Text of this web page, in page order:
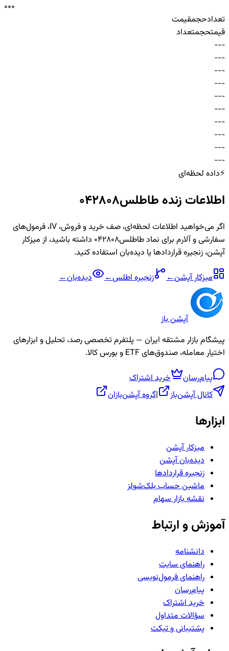
000
تعدادحجمقیمت
قیمتحجمتعداد
-
-
-
-
-
-
-
-
-
-
-
-
-
-
-
-
-
-
-
-
-
-
-
-
-
-
-
-
-
-
⚡داده لحظه‌ای
اطلاعات زنده طاطلس042808
اگر می‌خواهید اطلاعات لحظه‌ای، صف خرید و فروش، IV، فرمول‌های
سفارشی و آلارم برای نمادطاطلس042808
داشته باشید، از میزکار
آپشن، زنجیره قراردادها یا دیده‌بان استفاده کنید.
میزکار آپشن← زنجیرهاطلس← دیده‌بان←
آپشن باز
پیشگام بازار مشتقه ایران — پلتفرم تخصصی رصد، تحلیل و ابزارهای
اختیار معامله، صندوق‌های ETF و بورس کالا.
پیام‌رسان
خرید اشتراک
کانال آپشن‌باز
|گروه آپشن‌بازان
ابزارها
میزکار آپشن
دیده‌بان آپشن
زنجیره قراردادها
ماشین حساب بلک‌شولز
نقشه بازار سهام
آموزش و ارتباط
دانشنامه
راهنمای سایت
راهنمای فرمول‌نویسی
پیام‌رسان
خرید اشتراک
سؤالات متداول
پشتیبانی و تیکت